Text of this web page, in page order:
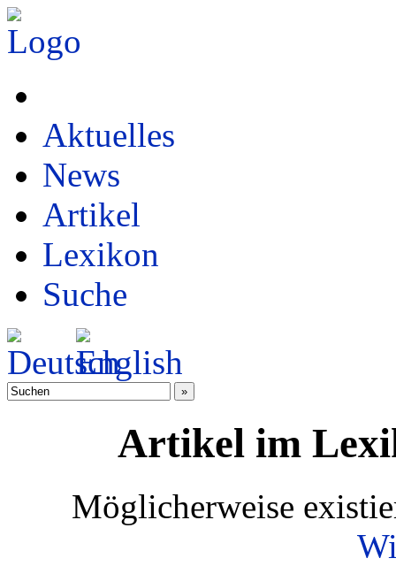
Aktuelles
News
Artikel
Lexikon
Suche
Artikel im
Möglicherweise